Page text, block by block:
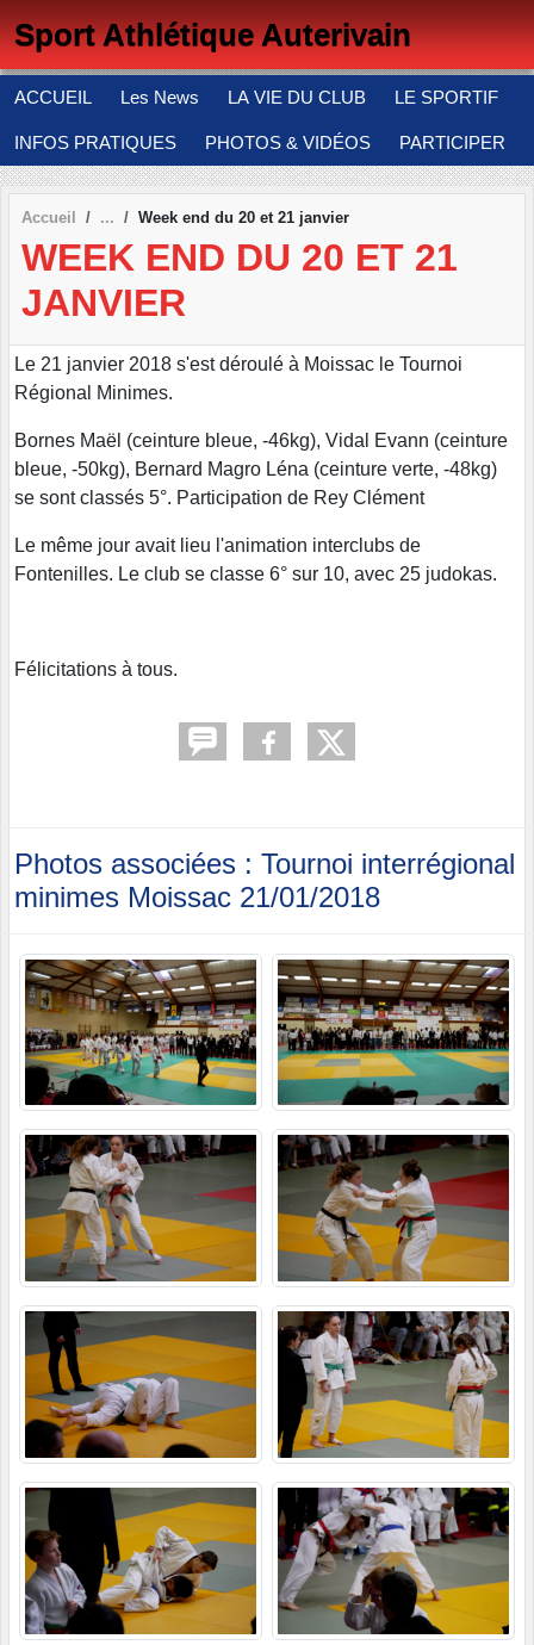
Sport Athlétique Auterivain
ACCUEIL Les News LA VIE DU CLUB LE SPORTIF
INFOS PRATIQUES PHOTOS & VIDÉOS PARTICIPER
Accueil Week end du 20 et 21 janvier
WEEK END DU 20 ET 21
JANVIER
Le 21 janvier 2018 s'est déroulé à Moissac le Tournoi
Régional Minimes.
Bornes Maël (ceinture bleue, -46kg), Vidal Evann (ceinture
bleue, -50kg), Bernard Magro Léna (ceinture verte, -48kg)
se sont classés 5°. Participation de Rey Clément
Le même jour avait lieu l'animation interclubs de
Fontenilles. Le club se classe 6° sur 10, avec 25 judokas.
Félicitations à tous.
Photos associées : Tournoi interrégional
minimes Moissac 21/01/2018